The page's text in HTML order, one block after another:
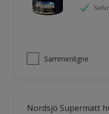
Sammenligne
Nordsjö Supermatt